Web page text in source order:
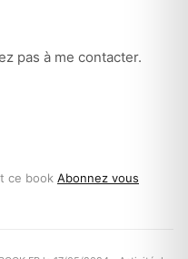
pas à me contacter.
ce book Abonnez vous